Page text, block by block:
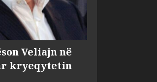
Veliajn në
kryeqytetin